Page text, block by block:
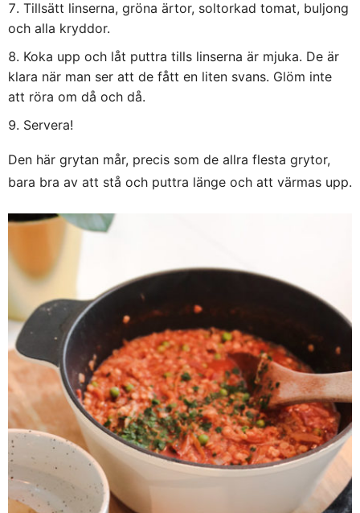
Tillsätt linserna, gröna ärtor, soltorkad tomat, buljong
och alla kryddor.
Koka upp och låt puttra tills linserna är mjuka. De är
klara när man ser att de fått en liten svans. Glöm inte
att röra om då och då.
Servera!
Den här grytan mår, precis som de allra flesta grytor,
bara bra av att stå och puttra länge och att värmas upp.